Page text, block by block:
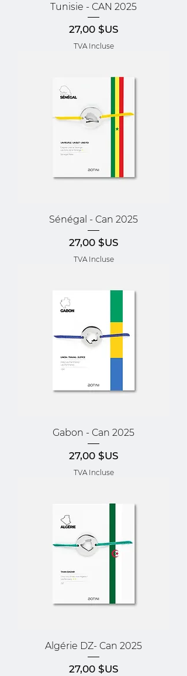
Tunisie - CAN 2025
Prix
27,00 $US
TVA Incluse
Sénégal - Can 2025
Prix
27,00 $US
TVA Incluse
Gabon - Can 2025
Prix
27,00 $US
TVA Incluse
Algérie DZ- Can 2025
Prix
27,00 $US